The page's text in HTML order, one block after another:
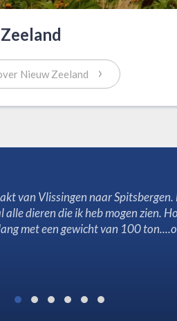
Nieuw Zeeland ›
van Vlissingen naar
dieren die ik heb mogen zien.
met een gewicht van 100